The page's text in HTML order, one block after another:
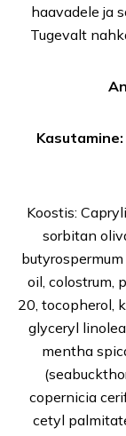
haavadele ja
Tugevalt
Kasutamine:
Koostis:
sorbitan
oil, colostrum,
20, tocopherol,
glyceryl
mentha
copernicia
cetyl